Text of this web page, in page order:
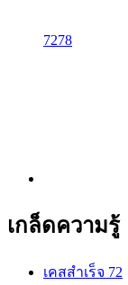
7278
เกล็ดความรู้
เคสสำเร็จ 72